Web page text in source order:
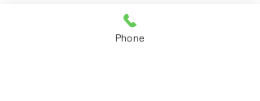
Phone